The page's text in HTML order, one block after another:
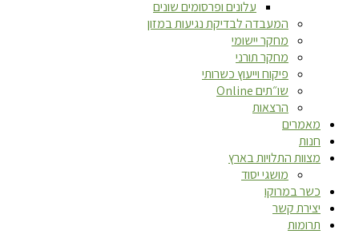
עלונים ופרסומים שונים
המעבדה לבדיקת נגיעות במזון
מחקר יישומי
מחקר תורני
פיקוח וייעוץ כשרותי
שו״תים Online
הרצאות
מאמרים
חנות
מצוות התלויות בארץ
מושגי יסוד
כשר במרוקו
יצירת קשר
תרומות